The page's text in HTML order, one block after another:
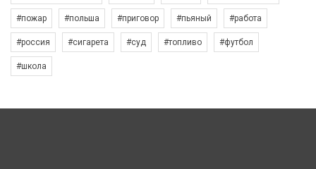
#пожар #польша #приговор #пьяный #работа
#россия #сигарета #суд #топливо #футбол
#школа